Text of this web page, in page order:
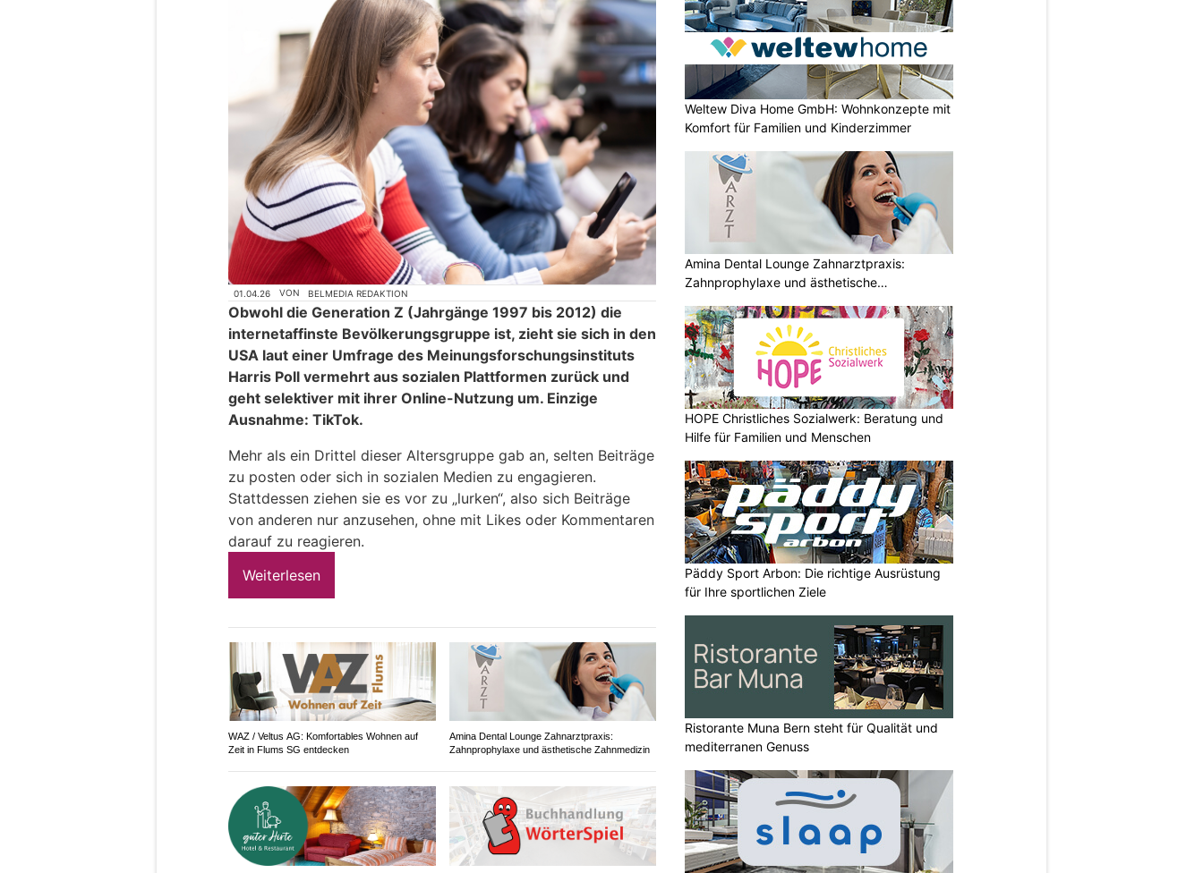
01.04.26 VON BELMEDIA REDAKTION
Obwohl die Generation Z (Jahrgänge 1997 bis 2012) die
internetaffinste Bevölkerungsgruppe ist, zieht sie sich in den
USA laut einer Umfrage des Meinungsforschungsinstituts
Harris Poll vermehrt aus sozialen Plattformen zurück und
geht selektiver mit ihrer Online-Nutzung um. Einzige
Ausnahme: TikTok.
Mehr als ein Drittel dieser Altersgruppe gab an, selten Beiträge
zu posten oder sich in sozialen Medien zu engagieren.
Stattdessen ziehen sie es vor zu „lurken“, also sich Beiträge
von anderen nur anzusehen, ohne mit Likes oder Kommentaren
darauf zu reagieren.
Weiterlesen
WAZ / Veltus AG: Komfortables Wohnen auf
Zeit in Flums SG entdecken
Amina Dental Lounge Zahnarztpraxis:
Zahnprophylaxe und ästhetische Zahnmedizin
Weltew Diva Home GmbH: Wohnkonzepte mit
Komfort für Familien und Kinderzimmer
Amina Dental Lounge Zahnarztpraxis:
Zahnprophylaxe und ästhetische
HOPE Christliches Sozialwerk: Beratung und
Hilfe für Familien und Menschen
Päddy Sport Arbon: Die richtige Ausrüstung
für Ihre sportlichen Ziele
Ristorante Muna Bern steht für Qualität und
mediterranen Genuss